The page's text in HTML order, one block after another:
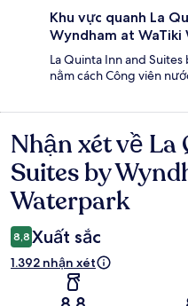
Khu vực quanh La
Wyndham at WaTiki
La Quinta Inn and
nằm cách Công viên
Nhận
xét
Nhận xét về
Suites by
Waterpark
8,8 Xuất sắc
1.392 nhận xét